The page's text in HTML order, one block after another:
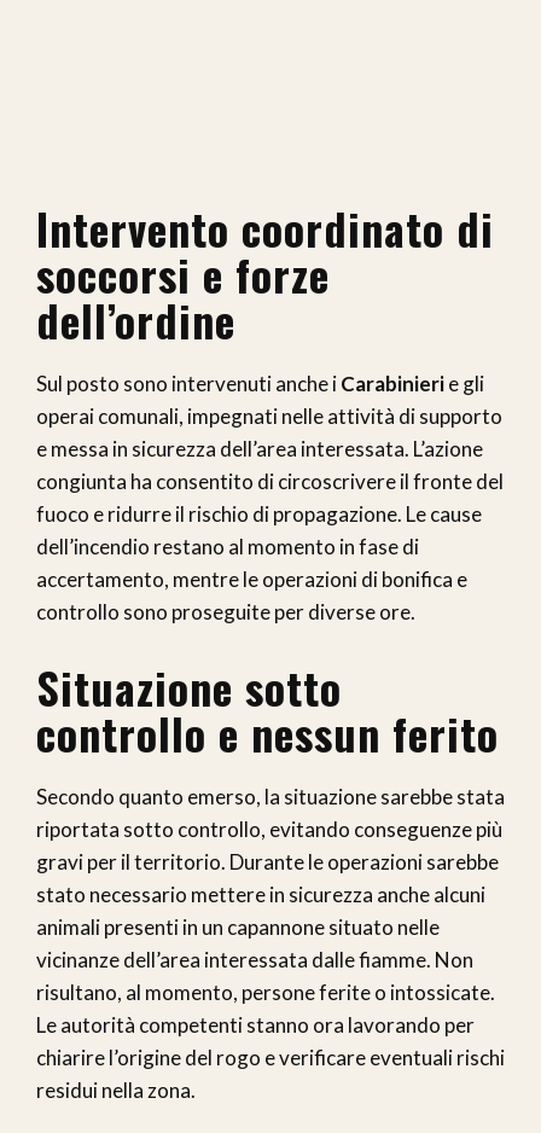
Intervento coordinato di
soccorsi e forze
dell’ordine
Sul posto sono intervenuti anche iCarabinierie gli
operai comunali, impegnati nelle attività di supporto
e messa in sicurezza dell’area interessata. L’azione
congiunta ha consentito di circoscrivere il fronte del
fuoco e ridurre il rischio di propagazione. Le cause
dell’incendio restano al momento in fase di
accertamento, mentre le operazioni di bonifica e
controllo sono proseguite per diverse ore.
Situazione sotto
controllo e nessun ferito
Secondo quanto emerso, la situazione sarebbe stata
riportata sotto controllo, evitando conseguenze più
gravi per il territorio. Durante le operazioni sarebbe
stato necessario mettere in sicurezza anche alcuni
animali presenti in un capannone situato nelle
vicinanze dell’area interessata dalle fiamme. Non
risultano, al momento, persone ferite o intossicate.
Le autorità competenti stanno ora lavorando per
chiarire l’origine del rogo e verificare eventuali rischi
residui nella zona.